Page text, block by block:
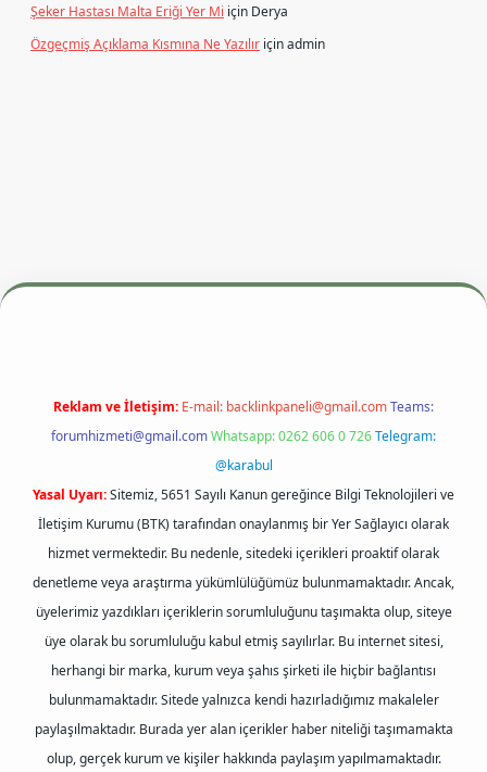
Şeker Hastası Malta Eriği Yer Mi için Derya
Özgeçmiş Açıklama Kısmına Ne Yazılır içinadmin
betexper.xyzm elexbet
Reklam ve İletişim: E-mail: backlinkpaneli@gmail.comTeams:
forumhizmeti@gmail.comWhatsapp: 0262 606 0 726Telegram:
@karabul
Yasal Uyarı:Sitemiz, 5651 Sayılı Kanun gereğince Bilgi Teknolojileri ve
İletişim Kurumu (BTK) tarafından onaylanmış bir Yer Sağlayıcı olarak
hizmet vermektedir. Bu nedenle, sitedeki içerikleri proaktif olarak
denetleme veya araştırma yükümlülüğümüz bulunmamaktadır. Ancak,
üyelerimiz yazdıkları içeriklerin sorumluluğunu taşımakta olup, siteye
üye olarak bu sorumluluğu kabul etmiş sayılırlar. Bu internet sitesi,
herhangi bir marka, kurum veya şahıs şirketi ile hiçbir bağlantısı
bulunmamaktadır. Sitede yalnızca kendi hazırladığımız makaleler
paylaşılmaktadır. Burada yer alan içerikler haber niteliği taşımamakta
olup, gerçek kurum ve kişiler hakkında paylaşım yapılmamaktadır.